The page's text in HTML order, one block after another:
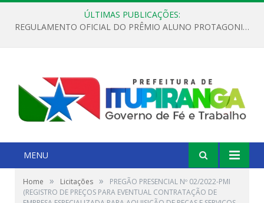
ÚLTIMAS PUBLICAÇÕES:
REGULAMENTO OFICIAL DO PRÊMIO ALUNO PROTAGONISTA – EDIÇÃO 2026
MENU
Home » Licitações »
PREGÃO PRESENCIAL Nº 02/2022-PMI
(REGISTRO DE PREÇOS PARA EVENTUAL CONTRATAÇÃO DE